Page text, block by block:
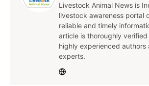
Livestock Animal News is
livestock awareness portal
reliable and timely
article is thoroughly
highly experienced authors
experts.